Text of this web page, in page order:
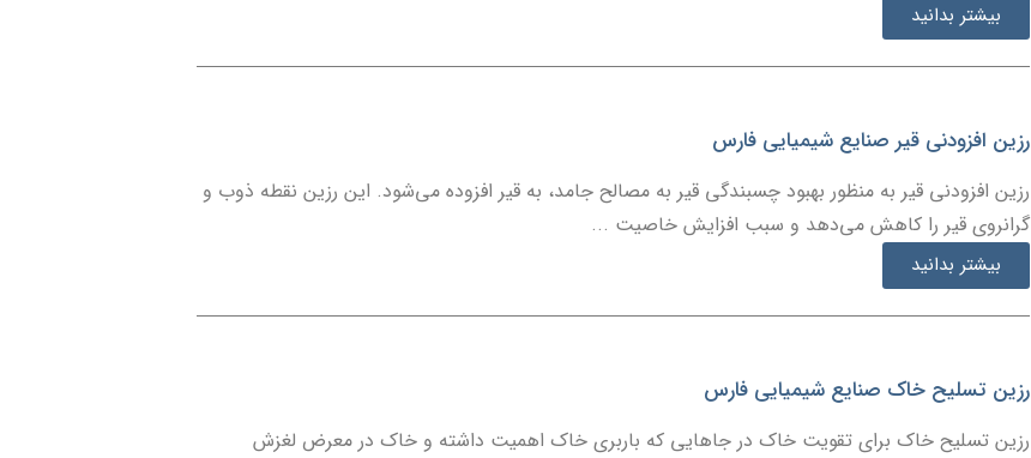
بیشتر بدانید
رزین افزودنی قیر صنایع شیمیایی فارس
رزین افزودنی قیر به منظور بهبود چسبندگی قیر به مصالح جامد، به قیر افزوده می‌شود. این رزین نقطه ذوب و
گرانروی قیر را کاهش می‌دهد و سبب افزایش خاصیت ...
بیشتر بدانید
رزین تسلیح خاک صنایع شیمیایی فارس
رزین تسلیح خاک برای تقویت خاک در جاهایی که باربری خاک اهمیت داشته و خاک در معرض لغزش